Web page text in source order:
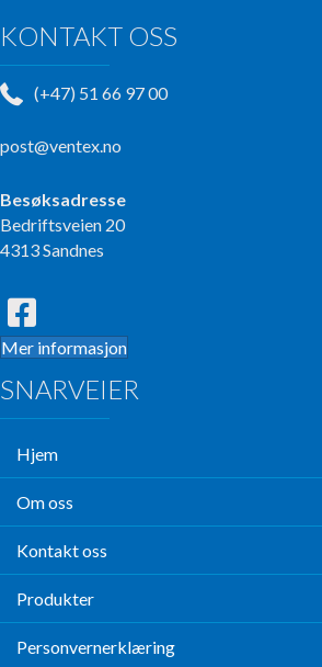
KONTAKT OSS
(+47) 51 66 97 00
post@ventex.no
Besøksadresse
Bedriftsveien 20
4313 Sandnes
Mer informasjon
SNARVEIER
Hjem
Om oss
Kontakt oss
Produkter
Personvernerklæring